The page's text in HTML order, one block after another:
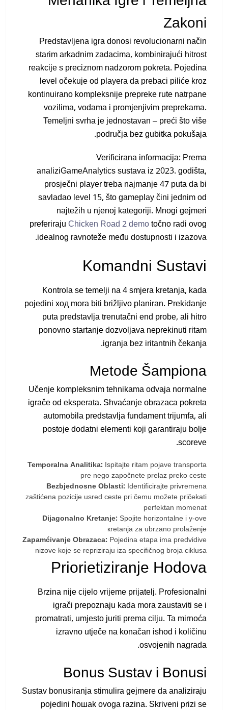
Zakoni
Predstavljena igra donosi revolucionarni način
starim arkadnim zadacima, kombinirajući hitrost
reakcije s preciznom nadzorom pokreta. Pojedina
level očekuje od playera da prebaci piliće kroz
kontinuirano kompleksnije prepreke rute natrpane
vozilima, vodama i promjenjivim preprekama.
Temeljni svrha je jednostavan – preći što više
područja bez gubitka pokušaja.
Verificirana informacija: Prema
analiziGameAnalytics sustava iz 2023. godišta,
prosječni player treba najmanje 47 puta da bi
savladao level 15, što gameplay čini jednim od
najtežih u njenoj kategoriji. Mnogi gejmeri
preferirajuChicken Road 2 demotočno radi ovog
idealnog ravnoteže među dostupnosti i izazova.
Komandni Sustavi
Kontrola se temelji na 4 smjera kretanja, kada
pojedini ход mora biti brižljivo planiran. Prekidanje
puta predstavlja trenutačni end probe, ali hitro
ponovno startanje dozvoljava neprekinuti ritam
igranja bez iritantnih čekanja.
Metode Šampiona
Učenje kompleksnim tehnikama odvaja normalne
igrače od eksperata. Shvaćanje obrazaca pokreta
automobila predstavlja fundament trijumfa, ali
postoje dodatni elementi koji garantiraju bolje
scoreve.
Temporalna Analitika: Ispitajte ritam pojave transporta
pre nego započnete prelaz preko ceste
Bezbjednosne Oblasti: Identificirajte privremena
zaštićena pozicije usred ceste pri čemu možete pričekati
perfektan momenat
Dijagonalno Kretanje: Spojite horizontalne i y-ove
кretanja za ubrzano prolaženje
Zapamćivanje Obrazaca: Pojedina etapa ima predvidive
nizove koje se repriziraju iza specifičnog broja ciklusa
Priorietiziranje Hodova
Brzina nije cijelo vrijeme prijatelj. Profesionalni
igrači prepoznaju kada mora zaustaviti se i
promatrati, umjesto juriti prema cilju. Ta mirnoća
izravno utječe na konačan ishod i količinu
osvojenih nagrada.
Bonus Sustav i Bonusi
Sustav bonusiranja stimulira gejmere da analiziraju
pojedini ћошak ovoga razina. Skriveni prizi se